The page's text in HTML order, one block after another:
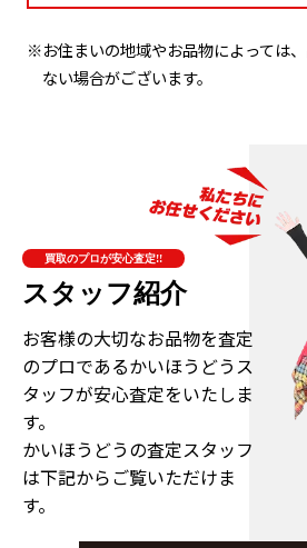
※お住まいの地域やお品物によっては
ない場合がございます。
買取のプロが安心査定!!
スタッフ紹介
お客様の大切なお品物を査定
のプロであるかいほうどうス
タッフが安心査定をいたしま
す。
かいほうどうの査定スタッフ
は下記からご覧いただけま
す。